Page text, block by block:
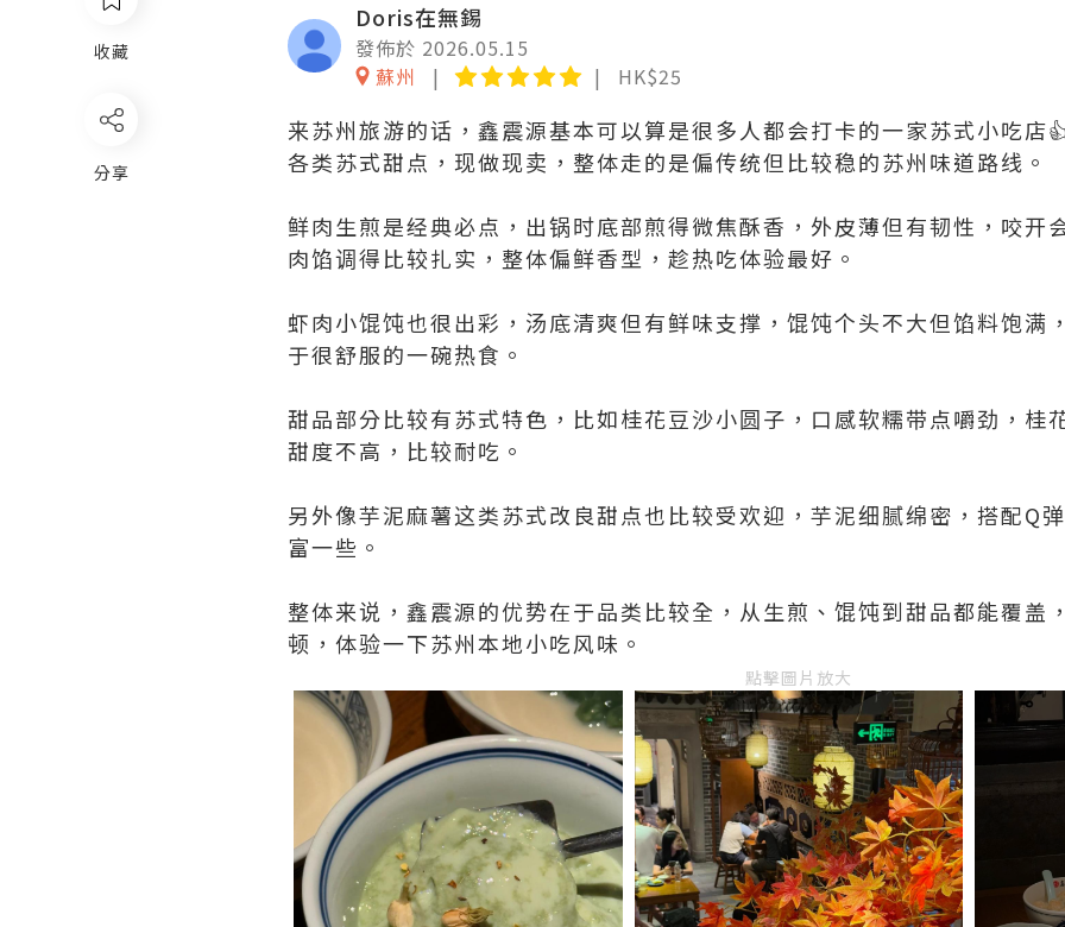
Doris在無錫
發佈於 2026.05.15
蘇州
HK$25
来苏州旅游的话，鑫震源基本可以算是很多人都会打卡的一家苏式小吃店
各类苏式甜点，现做现卖，整体走的是偏传统但比较稳的苏州味道路线。
鲜肉生煎是经典必点，出锅时底部煎得微焦酥香，外皮薄但有韧性，咬开
肉馅调得比较扎实，整体偏鲜香型，趁热吃体验最好。
虾肉小馄饨也很出彩，汤底清爽但有鲜味支撑，馄饨个头不大但馅料饱满
于很舒服的一碗热食。
甜品部分比较有苏式特色，比如桂花豆沙小圆子，口感软糯带点嚼劲，桂
甜度不高，比较耐吃。
另外像芋泥麻薯这类苏式改良甜点也比较受欢迎，芋泥细腻绵密，搭配Q
富一些。
整体来说，鑫震源的优势在于品类比较全，从生煎、馄饨到甜品都能覆盖
顿，体验一下苏州本地小吃风味。
點擊圖片放大
收藏
分享